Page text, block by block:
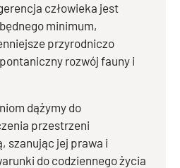
człowieka jest
minimum,
przyrodniczo
rozwój fauny i
dążymy do
przestrzeni
szanując jej prawa i
do codziennego życia